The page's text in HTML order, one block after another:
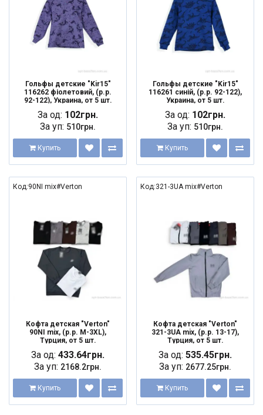
Гольфы детские "Kir15"
116262 фіолетовий, (р.р.
92-122), Украина, от 5 шт.
За од: 102грн.
За уп: 510грн.
Купить
Гольфы детские "Kir15"
116261 синій, (р.р. 92-122),
Украина, от 5 шт.
За од: 102грн.
За уп: 510грн.
Купить
Код:90NI mix#Verton
Кофта детская "Verton"
90NI mix, (р.р. M-3XL),
Турция, от 5 шт.
За од: 433.64грн.
За уп: 2168.2грн.
Купить
Код:321-3UA mix#Verton
Кофта детская "Verton"
321-3UA mix, (р.р. 13-17),
Турция, от 5 шт.
За од: 535.45грн.
За уп: 2677.25грн.
Купить